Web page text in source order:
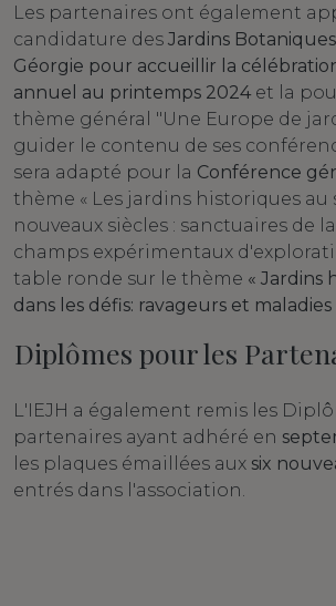
Les partenaires ont également
candidature des Jardins
Géorgie pour accueillir la
annuel au printemps 2024 et la
thème général "Une Europe de
guider le contenu de ses
sera adapté pour la Conférence
thème « Les jardins historiques au
nouveaux siècles : sanctuaires de
champs expérimentaux
table ronde sur le thème « Jardins
dans les défis: ravageurs et maladies
Diplômes pour les
L'IEJH a également remis les
partenaires ayant adhéré en
les plaques émaillées aux six
entrés dans l'association.